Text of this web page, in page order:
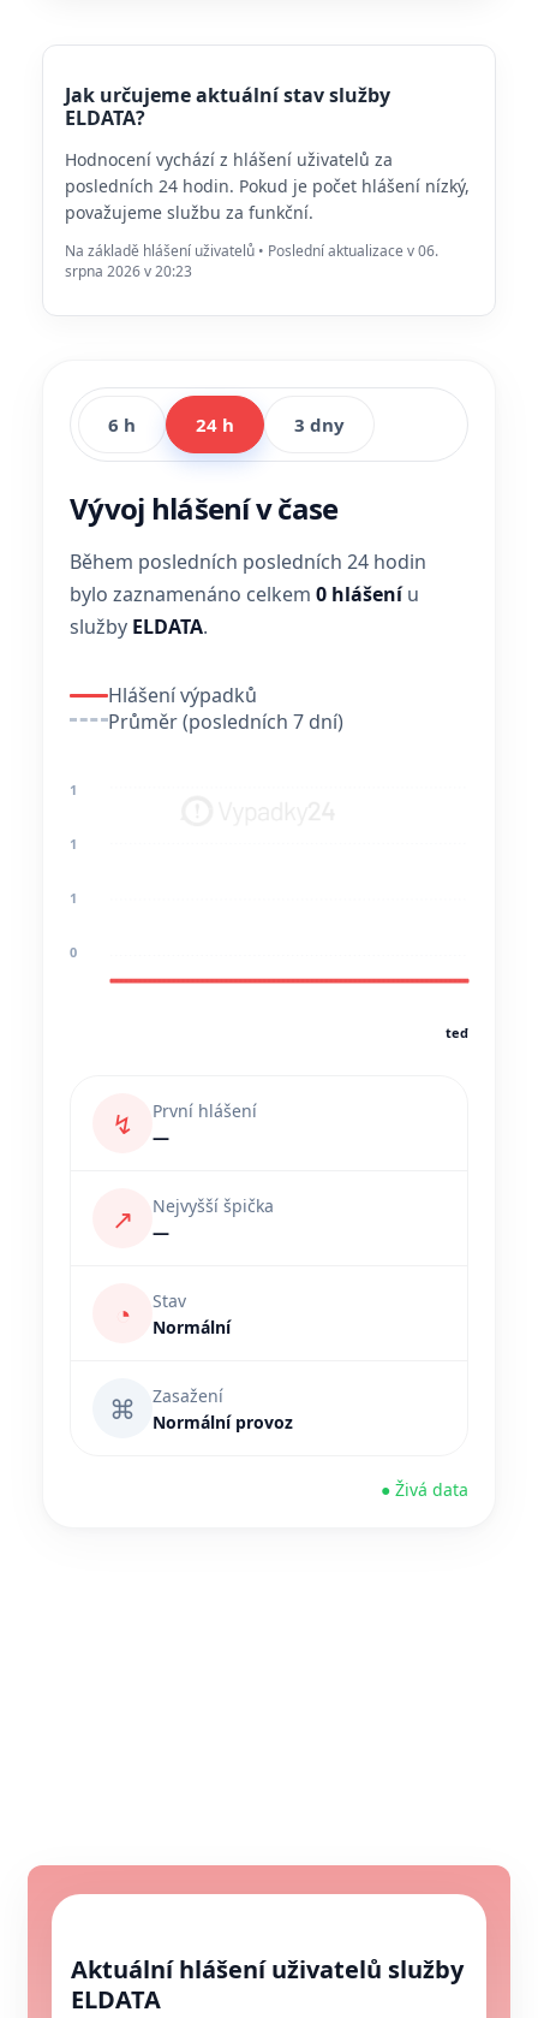
Jak určujeme aktuální stav služby
ELDATA?
Hodnocení vychází z hlášení uživatelů za
posledních 24 hodin. Pokud je počet hlášení nízký,
považujeme službu za funkční.
Na základě hlášení uživatelů • Poslední aktualizace v 06.
srpna 2026 v 20:23
6 h 24 h 3 dny
Vývoj hlášení v čase
Během posledních posledních 24 hodin
bylo zaznamenáno celkem 0 hlášeníu
služby ELDATA.
Hlášení výpadků
Průměr (posledních 7 dní)
1
1
1
0
teď
↯
První hlášení
—
↗
Nejvyšší špička
—
◔
Stav
Normální
⌘
Zasažení
Normální provoz
● Živá data
Aktuální hlášení uživatelů služby
ELDATA